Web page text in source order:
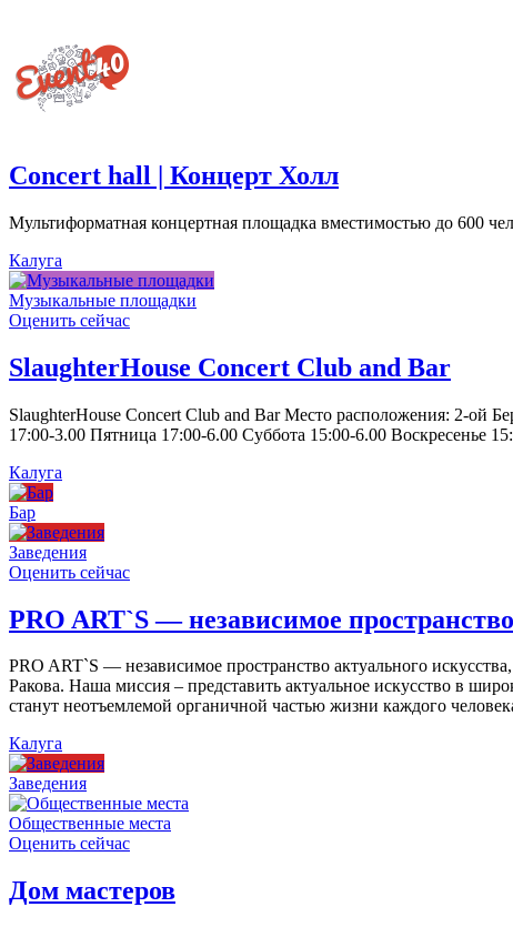
Concert hall | Концерт Холл
Мультиформатная концертная площадка вместимостью до 600
Калуга
Музыкальные площадки
Оценить сейчас
SlaughterHouse Concert Club and Bar
SlaughterHouse Concert Club and Bar Место расположения: 2-ой
17:00-3.00 Пятница 17:00-6.00 Суббота 15:00-6.00 Воскресенье
Калуга
Бар
Заведения
Оценить сейчас
PRO ART`S — независимое
PRO ART`S — независимое пространство актуального
Ракова. Наша миссия – представить актуальное искусство в
станут неотъемлемой органичной частью жизни каждого
Калуга
Заведения
Общественные места
Оценить сейчас
Дом мастеров